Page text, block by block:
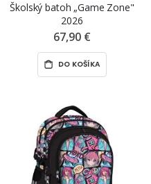
Školský batoh „Game Zone"
2026
67,90 €
DO KOŠÍKA